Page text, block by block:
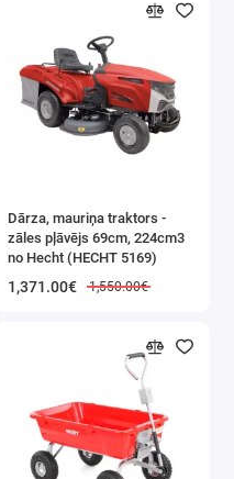
Dārza, mauriņa traktors -
zāles pļāvējs 69cm, 224cm3
no Hecht (HECHT 5169)
1,371.00€ 1,550.00€